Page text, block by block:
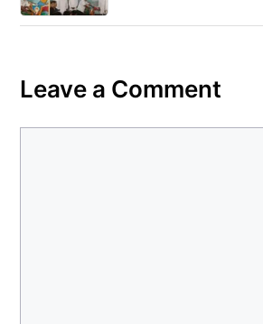
Leave a Comment